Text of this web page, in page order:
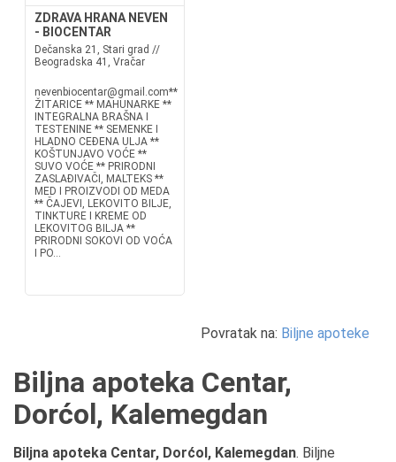
ZDRAVA HRANA NEVEN
- BIOCENTAR
Dečanska 21, Stari grad //
Beogradska 41, Vračar
nevenbiocentar@gmail.com**
ŽITARICE ** MAHUNARKE **
INTEGRALNA BRAŠNA I
TESTENINE ** SEMENKE I
HLADNO CEĐENA ULJA **
KOŠTUNJAVO VOĆE **
SUVO VOĆE ** PRIRODNI
ZASLAĐIVAČI, MALTEKS **
MED I PROIZVODI OD MEDA
** ČAJEVI, LEKOVITO BILJE,
TINKTURE I KREME OD
LEKOVITOG BILJA **
PRIRODNI SOKOVI OD VOĆA
I PO...
Povratak na: Biljne apoteke
Biljna apoteka Centar,
Dorćol, Kalemegdan
Biljna apoteka Centar, Dorćol, Kalemegdan. Biljne